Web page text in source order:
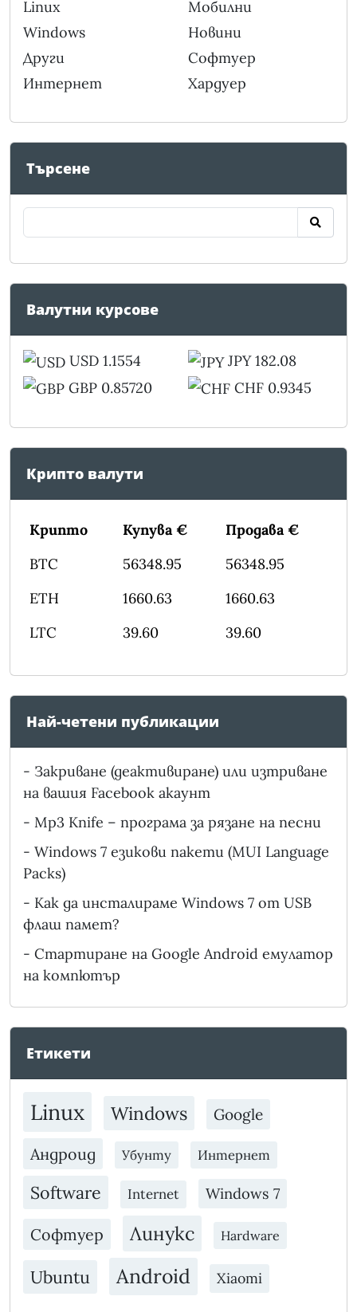
Linux
Windows
Други
Интернет
Мобилни
Новини
Софтуер
Хардуер
Търсене
Валутни курсове
USD 1.1554
GBP 0.85720
JPY 182.08
CHF 0.9345
Крипто валути
Крипто Купува €
Продава €
BTC
56348.95
56348.95
ETH
1660.63
1660.63
LTC
39.60 39.60
Най-четени публикации
- Закриване (деактивиране) или изтриване
на вашия Facebook акаунт
- Mp3 Knife – програма за рязане на песни
- Windows 7 езикови пакети (MUI Language
Packs)
- Как да инсталираме Windows 7 от USB
флаш памет?
- Стартиране на Google Android емулатор
на компютър
Етикети
Linux Windows Google
Андроид Убунту Интернет
Software Internet Windows 7
Софтуер Линукс Hardware
Ubuntu Android Xiaomi